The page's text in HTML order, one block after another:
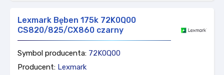
Lexmark Bęben 175k 72K0Q00
CS820/825/CX860 czarny
Symbol producenta: 72K0Q00
Producent: Lexmark